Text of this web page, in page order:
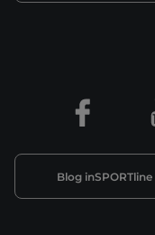
Blog inSPORTline
Facebook